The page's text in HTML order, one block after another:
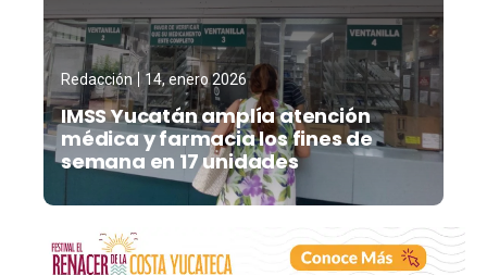
Redacción 14, enero 2026
IMSS Yucatán amplía atención
médica y farmacia los fines de
semana en 17 unidades